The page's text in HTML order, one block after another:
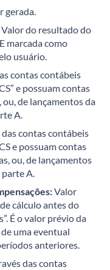
gerada.
Valor do resultado do
marcada como
usuário.
contas contábeis
e possuam contas
de lançamentos da
A.
contas contábeis
e possuam contas
ou, de lançamentos
A.
Valor
cálculo antes do
É o valor prévio da
uma eventual
anteriores.
das contas